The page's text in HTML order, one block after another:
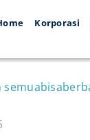
Korporasi